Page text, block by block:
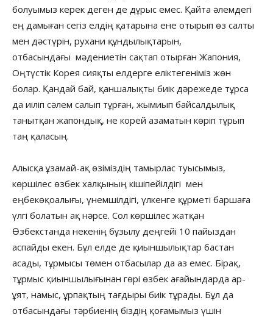
болуымыз керек деген де дұрыс емес. Қайта әлемдегі
ең дамыған сегіз елдің қатарына ене отырып өз салты
мен дәстүрін, рухани құндылықтарын,
отбасындағы мәдениетін сақтап отырған Жапония,
Оңтүстік Корея сияқты елдерге еліктегеніміз жөн
болар. Қандай бай, қаншалықты биік дәрежеде тұрса
да иіліп сәлем салып тұрған, жымиып байсалдылық
танытқан жапондық, не корей азаматын көріп тұрып
таң қаласың.
Алысқа ұзамай-ақ өзіміздің тамырлас туысымыз,
көршілес өзбек халқының кішіпейілдігі мен
еңбекөқоалығы, үнемшілдігі, үлкенге құрметі баршаға
үлгі болатын ақ нәрсе. Сол көршілес жатқан
Өзбекстанда некенің бұзылу деңгейі 10 пайыздан
аспайды екен. Бұл елде де қиыншылықтар бастан
асады, тұрмысы төмен отбасылар да аз емес. Бірақ,
тұрмыс қиыншылығынан гөрі өзбек ағайындарда ар-
ұят, намыс, ұрпақтың тағдыры биік тұрады. Бұл да
отбасындағы тәрбиенің біздің қоғамымыз үшін